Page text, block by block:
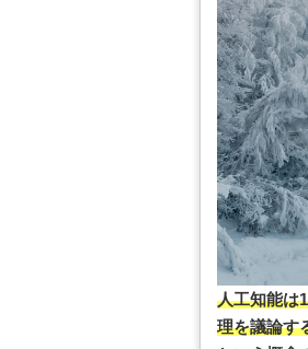
人工知能は
理を議論す